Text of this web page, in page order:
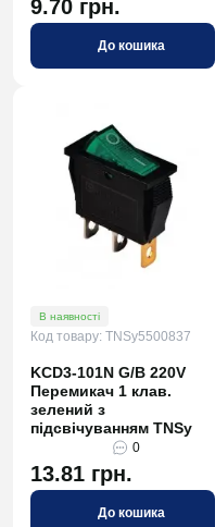
9.70 грн.
До кошика
В наявності
Код товару: TNSy5500837
KCD3-101N G/B 220V
Перемикач 1 клав.
зелений з
підсвічуванням TNSy
0
13.81 грн.
До кошика